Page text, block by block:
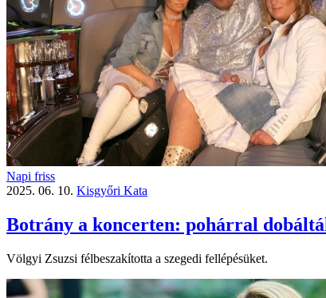
Napi friss
2025. 06. 10. Kisgyőri Kata
Botrány a koncerten: pohárral
Völgyi Zsuzsi félbeszakította a szegedi fellépésüket.